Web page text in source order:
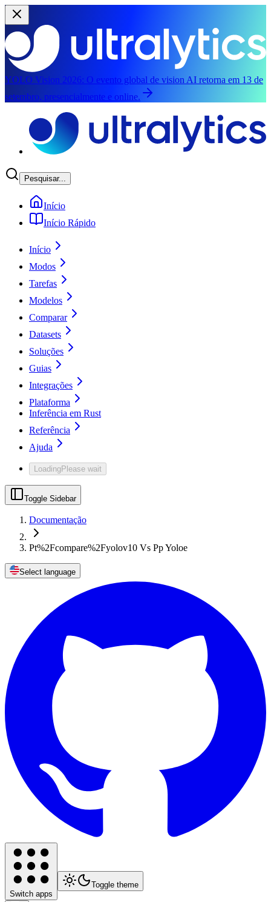
YOLO Vision 2026: O evento global de vision AI retorna em 13 de
setembro, presencialmente e online.
Pesquisar...
Início
Início Rápido
Início
Modos
Tarefas
Modelos
Comparar
Datasets
Soluções
Guias
Integrações
Plataforma
Inferência em Rust
Referência
Ajuda
LoadingPlease wait
Toggle Sidebar
Documentação
Pt%2Fcompare%2Fyolov10 Vs Pp Yoloe
Select language
Switch apps
Toggle theme